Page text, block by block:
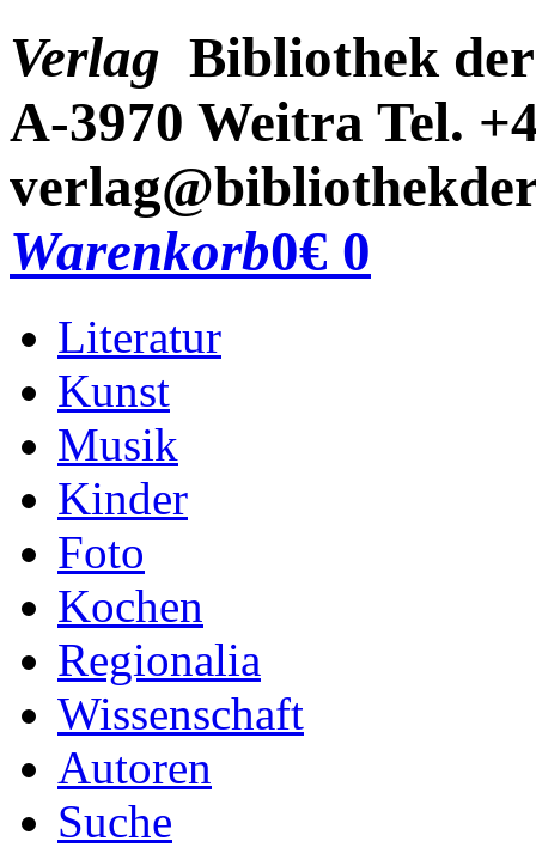
Verlag Bibliothek
A-3970 Weitra Tel.
Warenkorb0€ 0
Literatur
Kunst
Musik
Kinder
Foto
Kochen
Regionalia
Wissenschaft
Autoren
Suche